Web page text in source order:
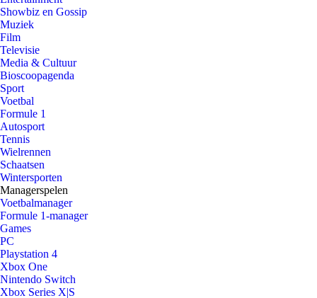
Showbiz en Gossip
Muziek
Film
Televisie
Media & Cultuur
Bioscoopagenda
Sport
Voetbal
Formule 1
Autosport
Tennis
Wielrennen
Schaatsen
Wintersporten
Managerspelen
Voetbalmanager
Formule 1-manager
Games
PC
Playstation 4
Xbox One
Nintendo Switch
Xbox Series X|S